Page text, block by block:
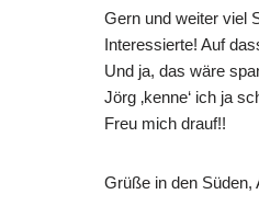
Gern und weiter viel
Interessierte! Auf
Und ja, das wäre
Jörg ‚kenne‘ ich ja
Freu mich drauf!!
Grüße in den Süden,